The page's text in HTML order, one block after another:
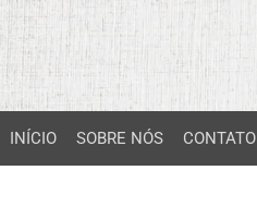
INÍCIO SOBRE NÓS CONTATO